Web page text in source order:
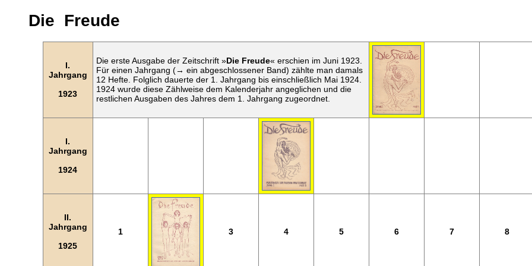
Die Freude
I.
Jahrgang
1923
Die erste Ausgabe der Zeitschrift »Die Freude« erschien im Juni 1923.
Für einen Jahrgang (→ ein abgeschlossener Band) zählte man damals
12 Hefte. Folglich dauerte der 1. Jahrgang bis einschließlich Mai 1924.
1924 wurde diese Zählweise dem Kalenderjahr angeglichen und die
restlichen Ausgaben des Jahres dem 1. Jahrgang zugeordnet.
I.
Jahrgang
1924
II.
Jahrgang
1925
1 3 4 5 6 7 8